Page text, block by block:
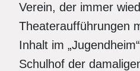
Verein, der immer
Theateraufführungen
Inhalt im
Schulhof der